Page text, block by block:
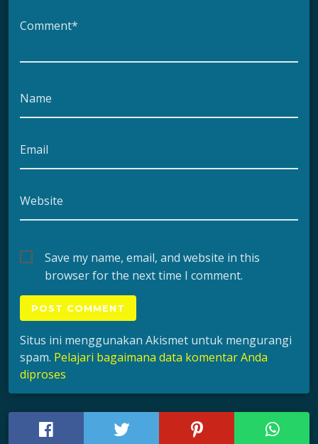
Comment*
Name
Email
Website
Save my name, email, and website in this
browser for the next time I comment.
Situs ini menggunakan Akismet untuk mengurangi
spam. Pelajari bagaimana data komentar Anda
diproses